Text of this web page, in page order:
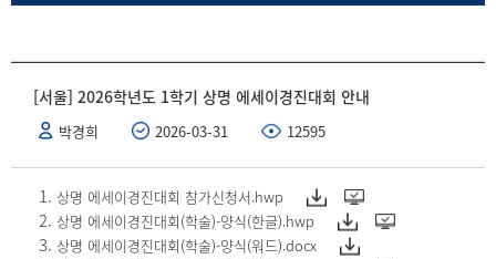
[서울] 2026학년도 1학기 상명 에세이경진대회 안내
박경희 2026-03-31 12595
상명 에세이경진대회 참가신청서.hwp
상명 에세이경진대회(학술)-양식(한글).hwp
상명 에세이경진대회(학술)-양식(워드).docx